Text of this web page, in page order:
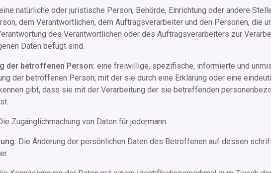
natürliche oder juristische Person, Behörde, Einrichtung oder andere
dem Verantwortlichen, dem Auftragsverarbeiter und den Personen, die
des Verantwortlichen oder des Auftragsverarbeiters zur
Daten befugt sind.
der betroffenen Person: eine freiwillige, spezifische, informierte und
der betroffenen Person, mit der sie durch eine Erklärung oder eine
gibt, dass sie mit der Verarbeitung der sie betreffenden
Zugänglichmachung von Daten für jedermann.
Die Änderung der persönlichen Daten des Betroffenen auf dessen